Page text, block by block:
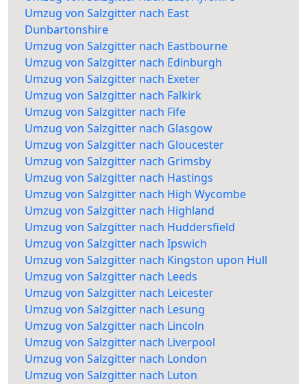
Umzug von Salzgitter nach East
Dunbartonshire
Umzug von Salzgitter nach Eastbourne
Umzug von Salzgitter nach Edinburgh
Umzug von Salzgitter nach Exeter
Umzug von Salzgitter nach Falkirk
Umzug von Salzgitter nach Fife
Umzug von Salzgitter nach Glasgow
Umzug von Salzgitter nach Gloucester
Umzug von Salzgitter nach Grimsby
Umzug von Salzgitter nach Hastings
Umzug von Salzgitter nach High Wycombe
Umzug von Salzgitter nach Highland
Umzug von Salzgitter nach Huddersfield
Umzug von Salzgitter nach Ipswich
Umzug von Salzgitter nach Kingston upon Hull
Umzug von Salzgitter nach Leeds
Umzug von Salzgitter nach Leicester
Umzug von Salzgitter nach Lesung
Umzug von Salzgitter nach Lincoln
Umzug von Salzgitter nach Liverpool
Umzug von Salzgitter nach London
Umzug von Salzgitter nach Luton